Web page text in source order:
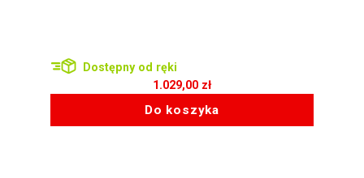
Dostępny od ręki
1.029,00 zł
Do koszyka